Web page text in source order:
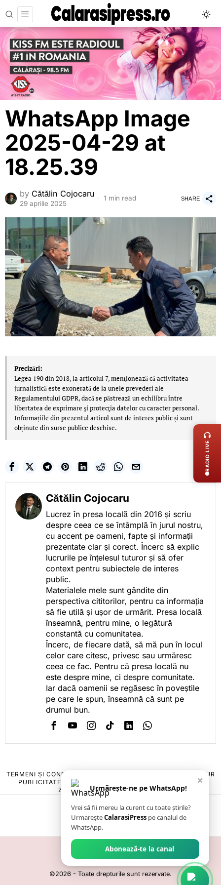
WhatsApp Image
2025-04-29 at
18.25.39
by Cătălin Cojocaru
29 aprilie 2025
1 min read SHARE
Precizări:
Legea 190 din 2018, la articolul 7, menţionează că activitatea
jurnalistică este exonerată de la unele prevederi ale
Regulamentului GDPR, dacă se păstrează un echilibru între
libertatea de exprimare şi protecţia datelor cu caracter personal.
Informațiile din prezentul articol sunt de interes public și sunt
obținute din surse publice deschise.
Cătălin Cojocaru
Lucrez în presa locală din 2016 și scriu
despre ceea ce se întâmplă în jurul nostru,
cu accent pe oameni, fapte și informații
prezentate clar și corect. Încerc să explic
lucrurile pe înțelesul tuturor și să ofer
context pentru subiectele de interes
public.
Materialele mele sunt gândite din
perspectiva cititorilor, pentru ca informația
să fie utilă și ușor de urmărit. Presa locală
înseamnă, pentru mine, o legătură
constantă cu comunitatea.
Încerc, de fiecare dată, să mă pun în locul
celor care citesc, privesc sau urmăresc
ceea ce fac. Pentru că presa locală nu
este despre mine, ci despre comunitate.
Iar dacă oamenii se regăsesc în poveștile
pe care le spun, înseamnă că sunt pe
drumul bun.
TERMENI ȘI CONDIȚII
POLITICA DE ANULARE & RETUR
PUBLICITATE ONLINE & TIPĂRITĂ
CONTACT
ZIARUL ANUNȚUL CĂLĂRĂȘEAN
©2026 - Toate drepturile sunt rezervate.
×
Urmărește-ne pe WhatsApp!
Vrei să fii mereu la curent cu toate știrile?
UrmareșteCalarasiPress pe canalul de
WhatsApp.
Abonează-te la canal
RADIO LIVE